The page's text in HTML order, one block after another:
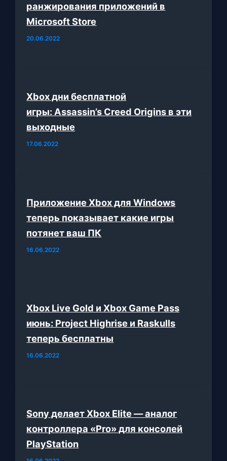
ранжирования приложений в
Microsoft Store
20.06.2022
Xbox дни бесплатной
игры: Assassin’s Creed Origins в эти
выходные
17.06.2022
Приложение Xbox для Windows
теперь показывает какие игры
потянет ваш ПК
16.06.2022
Xbox Live Gold и Xbox Game Pass
июнь: Project Highrise и Raskulls
теперь бесплатны
16.06.2022
Sony делает Xbox Elite — аналог
контроллера «Pro» для консолей
PlayStation